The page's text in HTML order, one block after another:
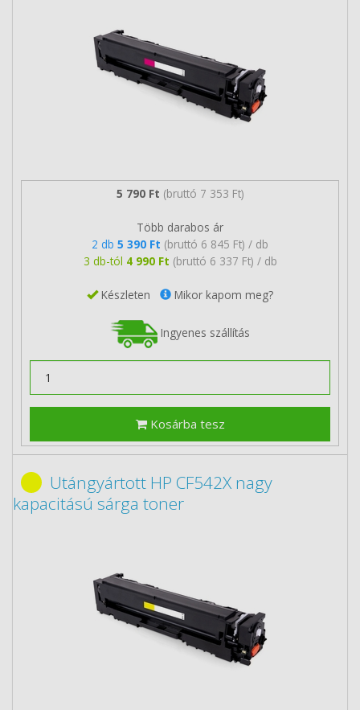
5 790 Ft (bruttó 7 353 Ft)
Több darabos ár
2 db 5 390 Ft (bruttó 6 845 Ft) / db
3 db-tól 4 990 Ft (bruttó 6 337 Ft) / db
Készleten Mikor kapom meg?
Ingyenes szállítás
Kosárba tesz
Utángyártott HP CF542X nagy
kapacitású sárga toner